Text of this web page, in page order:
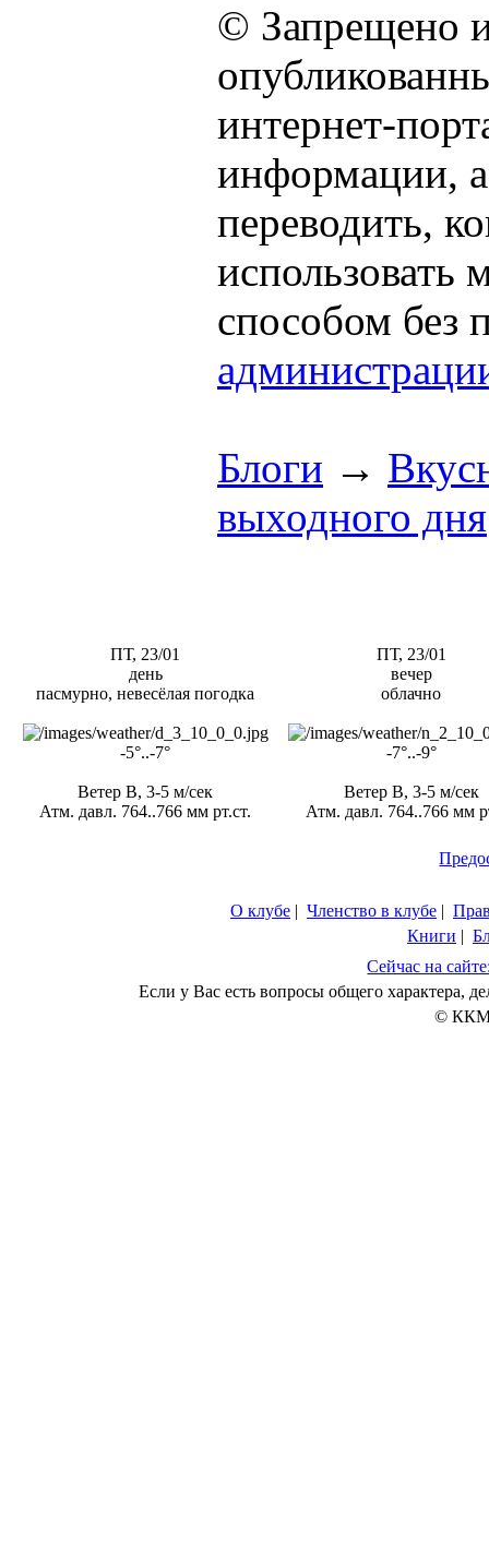
© Запрещено
интернет-
информации, а
переводить,
способом без
Блоги →
выходного дня
ПТ, 23/01
день
пасмурно, невесёлая погодка
-5°..-7°
Ветер В, 3-5 м/сек
Атм. давл. 764..766 мм рт.ст.
ПТ, 23/01
вечер
облачно
-7°..-9°
Ветер В, 3-5 м/сек
Атм. давл. 764..766 мм
О клубе | Членство в клубе |
Книги |
Сейчас на
Если у Вас есть вопросы общего характера,
© ККМ